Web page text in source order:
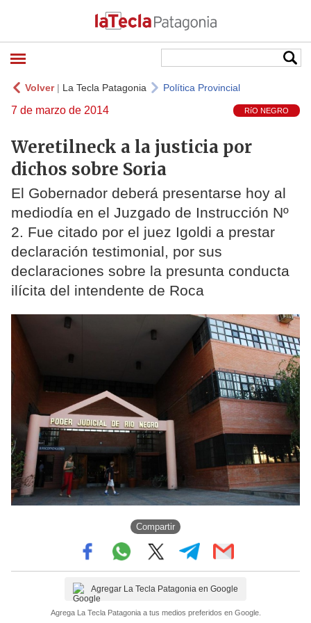
Volver| La Tecla Patagonia Política Provincial
7 de marzo de 2014 RíO NEGRO
Weretilneck a la justicia por
dichos sobre Soria
El Gobernador deberá presentarse hoy al
mediodía en el Juzgado de Instrucción Nº
2. Fue citado por el juez Igoldi a prestar
declaración testimonial, por sus
declaraciones sobre la presunta conducta
ilícita del intendente de Roca
Compartir
Agregar La Tecla Patagonia en Google
Agrega La Tecla Patagonia a tus medios preferidos en Google.